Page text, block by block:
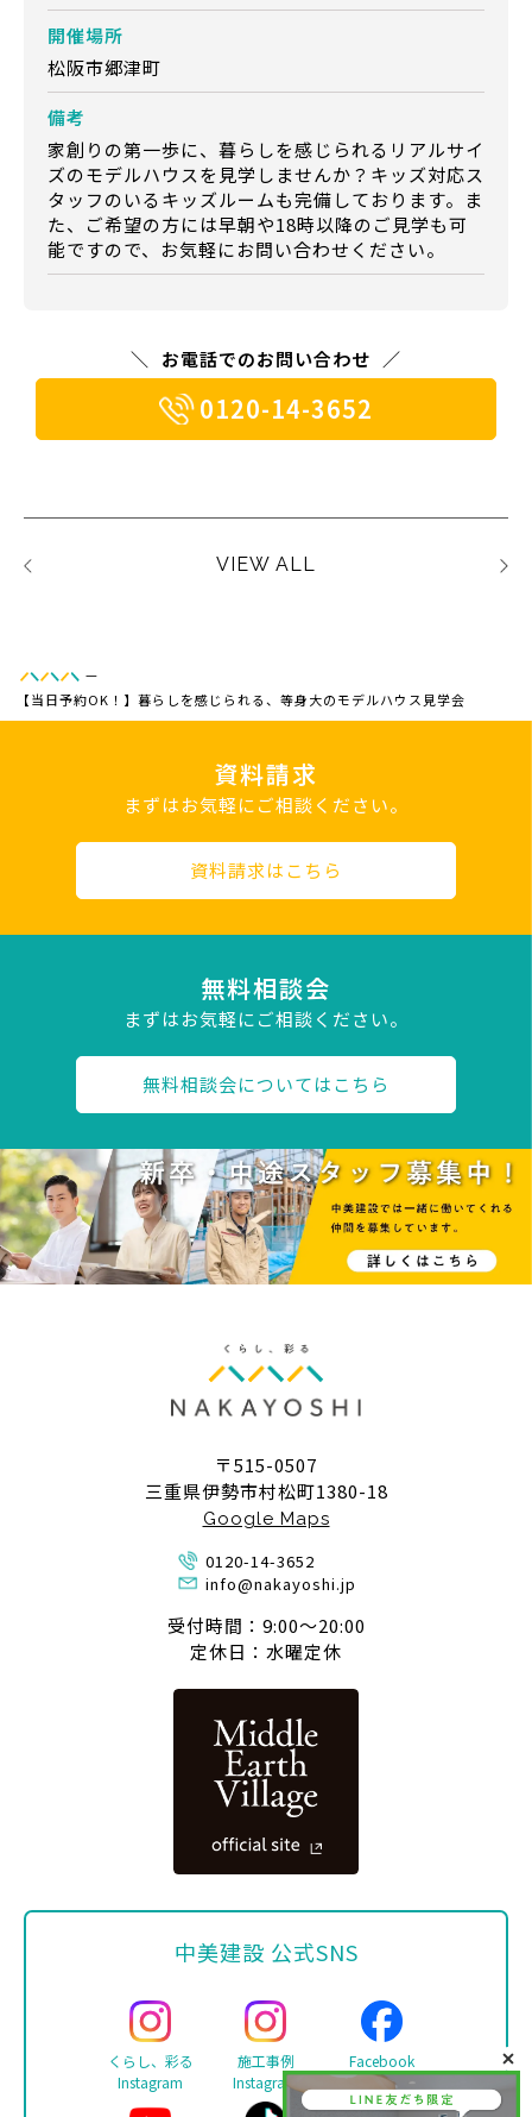
開催場所
松阪市郷津町
備考
家創りの第一歩に、暮らしを感じられるリアルサイ
ズのモデルハウスを見学しませんか？キッズ対応ス
タッフのいるキッズルームも完備しております。ま
た、ご希望の方には早朝や18時以降のご見学も可
能ですので、お気軽にお問い合わせください。
お電話でのお問い合わせ
0120-14-3652
VIEW ALL
—
【当日予約OK！】暮らしを感じられる、等身大のモデルハウス見学会
資料請求
まずはお気軽にご相談ください。
資料請求はこちら
無料相談会
まずはお気軽にご相談ください。
無料相談会についてはこちら
〒515-0507
三重県伊勢市村松町1380-18
Google Maps
0120-14-3652
info@nakayoshi.jp
受付時間：9:00〜20:00
定休日：水曜定休
中美建設 公式SNS
くらし、彩る
Instagram
施工事例
Instagram
Facebook